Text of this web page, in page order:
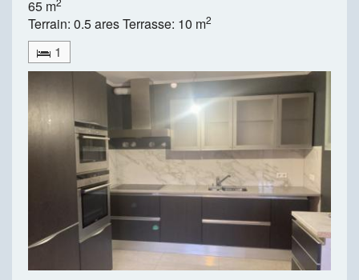
65 m
Terrain: 0.5 ares Terrasse: 10 m2
1